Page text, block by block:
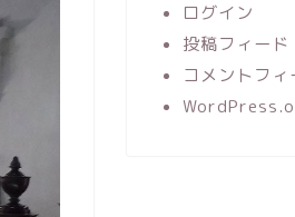
ログイン
投稿フィード
コメントフィ